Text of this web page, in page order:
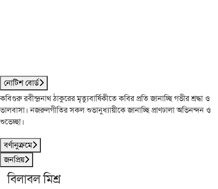
নোটিশ বোর্ড
কবিগুরু রবীন্দ্রনাথ ঠাকুরের মৃত্যুবার্ষিকীতে কবির প্রতি জানাচ্ছি গভীর শ্রদ্ধা ও
ভালবাসা। নজরুলগীতির সকল শুভানুধ্যায়ীকে জানাচ্ছি প্রাণঢালা অভিনন্দন ও
শুভেচ্ছা।
বর্ণানুক্রমে
জনপ্রিয়
বিলাবল মিশ্র